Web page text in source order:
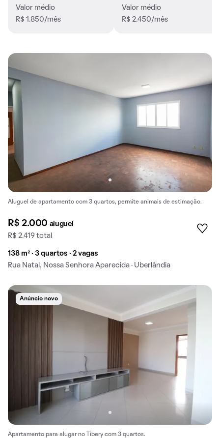
Valor médio
R$ 1.850/mês
Valor médio
R$ 2.450/mês
Aluguel de apartamento com 3 quartos, permite animais de estimação.
R$ 2.000 aluguel
R$ 2.419 total
138 m² · 3 quartos · 2 vagas
Rua Natal, Nossa Senhora Aparecida · Uberlândia
Anúncio novo
Apartamento para alugar no Tibery com 3 quartos.